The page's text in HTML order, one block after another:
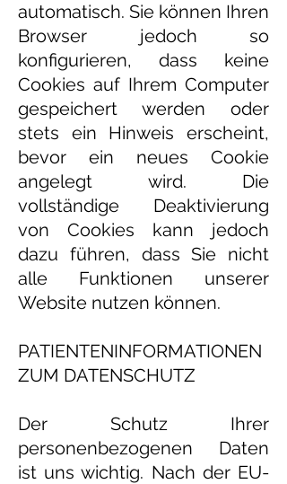
automatisch. Sie können Ihren
Browser jedoch so
konfigurieren, dass keine
Cookies auf Ihrem Computer
gespeichert werden oder
stets ein Hinweis erscheint,
bevor ein neues Cookie
angelegt wird. Die
vollständige Deaktivierung
von Cookies kann jedoch
dazu führen, dass Sie nicht
alle Funktionen unserer
Website nutzen können.
PATIENTENINFORMATIONEN
ZUM DATENSCHUTZ
Der Schutz Ihrer
personenbezogenen Daten
ist uns wichtig. Nach der EU-